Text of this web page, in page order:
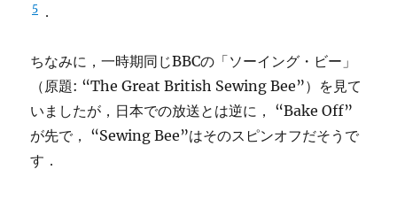
5 ．
ちなみに，一時期同じBBCの「ソーイング・ビー」
（原題: “The Great British Sewing Bee”）を見て
いましたが，日本での放送とは逆に， “Bake Off”
が先で， “Sewing Bee”はそのスピンオフだそうで
す．